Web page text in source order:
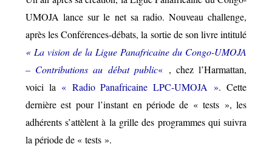
UMOJA lance sur le net sa radio. Nouveau challenge,
après les Conférences-débats, la sortie de son livre intitulé
« La vision de la Ligue Panafricaine du Congo-UMOJA
– Contributions au débat public« , chez l’Harmattan,
voici la « Radio Panafricaine LPC-UMOJA ». Cette
dernière est pour l’instant en période de « tests », les
adhérents s’attèlent à la grille des programmes qui suivra
la période de « tests ».